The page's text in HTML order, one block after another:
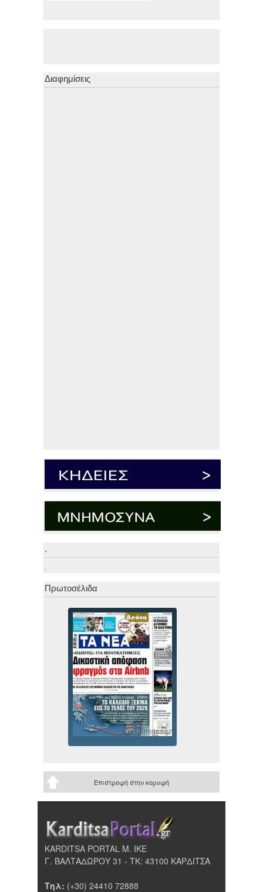
Διαφημίσεις
.
.
Πρωτοσέλιδα
Επιστροφή στην κορυφή
KARDITSA PORTAL Μ. ΙΚΕ
Γ. ΒΑΛΤΑΔΩΡΟΥ 31 - ΤΚ: 43100 ΚΑΡΔΙΤΣΑ
Τηλ: (+30) 24410 72888